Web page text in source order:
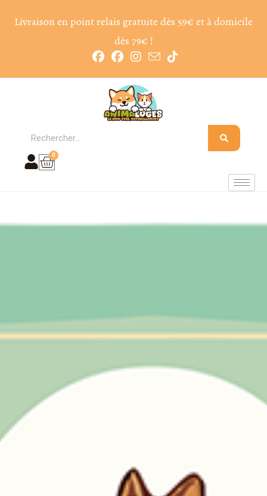
Livraison en point relais gratuite dès 59€ et à domicile
dès 79€ !
0